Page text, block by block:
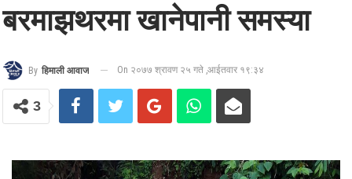
बरमाझथरमा खानेपानी समस्या
By हिमाली आवाज On २०७७ श्रावण २५ गते ,आईतवार १९:३४
3